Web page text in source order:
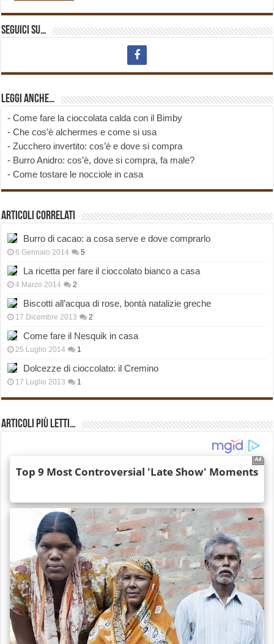
Seguici su…
Leggi anche…
-Come fare la cioccolata calda con il Bimby
-Che cos’è alchermes e come si usa
-Zucchero invertito: cos’è e dove si compra
- Burro Anidro: cos’è, dove si compra, fa male?
-Come tostare le nocciole in casa
Articoli correlati
Burro di cacao: a cosa serve e dove comprarlo
6 Gennaio 2014 5
La ricetta per fare il cioccolato bianco a casa
4 Marzo 2014 2
Biscotti all’acqua di rose, bontà natalizie greche
17 Dicembre 2013 2
Come fare il Nesquik in casa
25 Luglio 2014 1
Dolcezze di cioccolato: il Cremino
17 Luglio 2013 1
Articoli più Letti…